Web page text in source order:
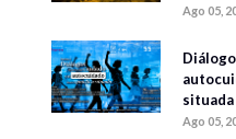
Ago 05,
situada
Ago 05,